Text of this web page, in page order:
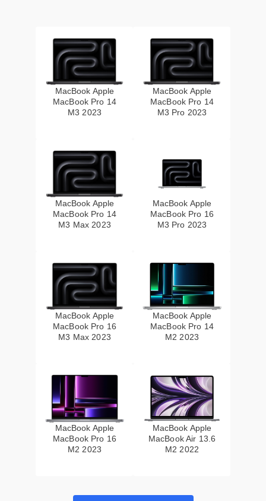
MacBook Apple
MacBook Pro 14
M3 2023
MacBook Apple
MacBook Pro 14
M3 Pro 2023
MacBook Apple
MacBook Pro 14
M3 Max 2023
MacBook Apple
MacBook Pro 16
M3 Pro 2023
MacBook Apple
MacBook Pro 16
M3 Max 2023
MacBook Apple
MacBook Pro 14
M2 2023
MacBook Apple
MacBook Pro 16
M2 2023
MacBook Apple
MacBook Air 13.6
M2 2022